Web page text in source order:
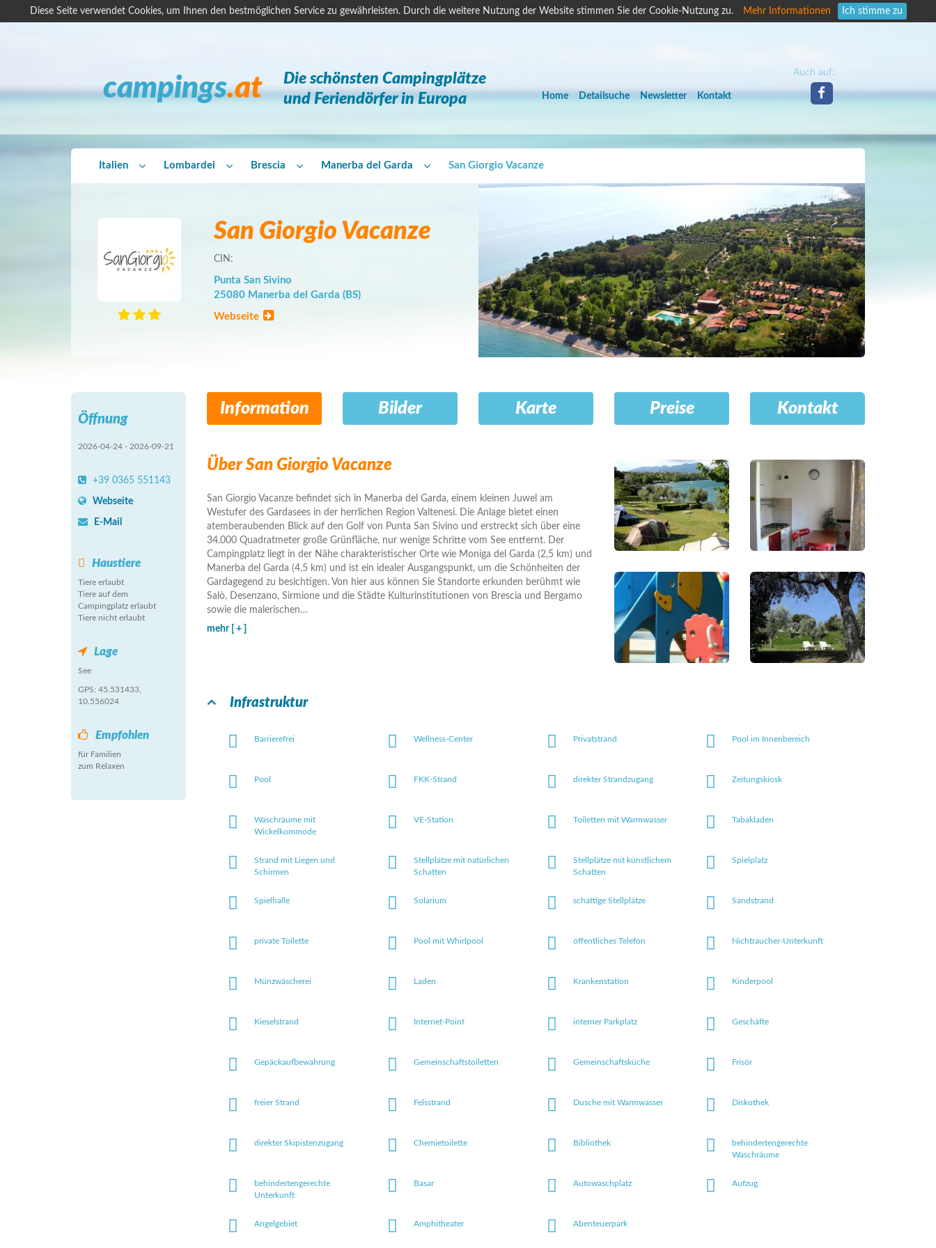
Diese Seite verwendet Cookies, um Ihnen den bestmöglichen Service zu gewährleisten. Durch die weitere Nutzung der Website stimmen Sie der Cookie-Nutzung zu. Mehr Informationen Ich stimme zu
campings.at
Die schönsten Campingplätze
und Feriendörfer in Europa
Home Detailsuche Newsletter Kontakt
Auch auf:
Italien Lombardei Brescia Manerba del Garda San Giorgio Vacanze
San Giorgio Vacanze
CIN:
Punta San Sivino
25080 Manerba del Garda (BS)
Webseite
Öffnung
2026-04-24 - 2026-09-21
+39 0365 551143
Webseite
E-Mail
Haustiere
Tiere erlaubt
Tiere auf dem
Campingplatz erlaubt
Tiere nicht erlaubt
Lage
See
GPS: 45.531433,
10.556024
Empfohlen
für Familien
zum Relaxen
Information Bilder Karte Preise Kontakt
Über San Giorgio Vacanze
San Giorgio Vacanze befindet sich in Manerba del Garda, einem kleinen Juwel am
Westufer des Gardasees in der herrlichen Region Valtenesi. Die Anlage bietet einen
atemberaubenden Blick auf den Golf von Punta San Sivino und erstreckt sich über eine
34.000 Quadratmeter große Grünfläche, nur wenige Schritte vom See entfernt. Der
Campingplatz liegt in der Nähe charakteristischer Orte wie Moniga del Garda (2,5 km) und
Manerba del Garda (4,5 km) und ist ein idealer Ausgangspunkt, um die Schönheiten der
Gardagegend zu besichtigen. Von hier aus können Sie Standorte erkunden berühmt wie
Salò, Desenzano, Sirmione und die Städte Kulturinstitutionen von Brescia und Bergamo
sowie die malerischen…
mehr [ + ]
Infrastruktur
Barrierefrei Wellness-Center Privatstrand Pool im Innenbereich
Pool FKK-Strand direkter Strandzugang Zeitungskiosk
Waschräume mit
Wickelkommode
VE-Station Toiletten mit Warmwasser Tabakladen
Strand mit Liegen und
Schirmen
Stellplätze mit natürlichen
Schatten
Stellplätze mit künstlichem
Schatten
Spielplatz
Spielhalle Solarium schattige Stellplätze Sandstrand
private Toilette Pool mit Whirlpool öffentliches Telefon Nichtraucher-Unterkunft
Münzwäscherei Laden Krankenstation Kinderpool
Kieselstrand Internet-Point interner Parkplatz Geschäfte
Gepäckaufbewahrung Gemeinschaftstoiletten Gemeinschaftsküche Frisör
freier Strand Felsstrand Dusche mit Warmwasser Diskothek
direkter Skipistenzugang Chemietoilette Bibliothek
behindertengerechte
Waschräume
behindertengerechte
Unterkunft
Basar Autowaschplatz Aufzug
Angelgebiet Amphitheater Abenteuerpark